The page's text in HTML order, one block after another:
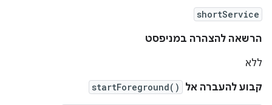
shortService
הרשאה להצהרה במניפסט
ללא
קבוע להעברה אל
startForeground()